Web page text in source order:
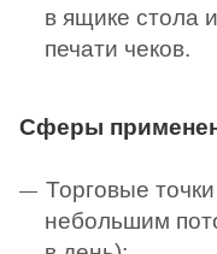
в ящике стола
печати чеков.
Сферы
Торговые
небольшим